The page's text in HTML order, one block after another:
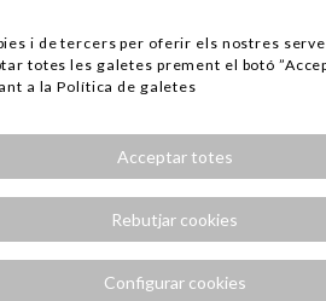
i de tercers per oferir els nostres
totes les galetes prement el botó
a laPolítica de galetes
Acceptar totes
Rebutjar cookies
Configurar cookies